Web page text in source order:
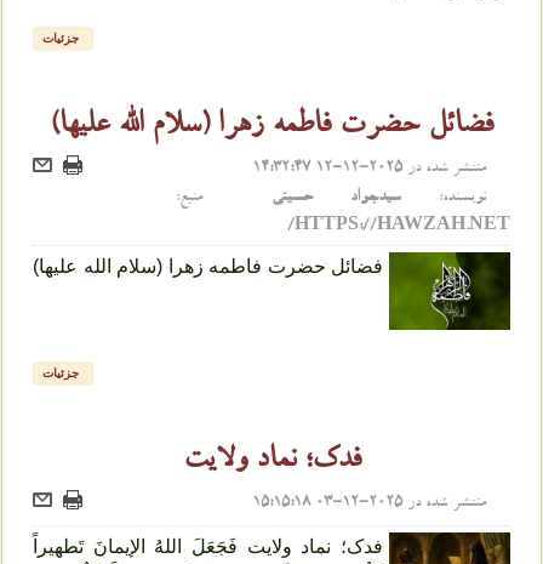
جزئیات
فضائل حضرت فاطمه زهرا (سلام الله علیها)
منتشر شده در2025-12-12 14:32:47
نویسنده:سیدجواد حسینی
منبع:
HTTPS://HAWZAH.NET/
فضائل حضرت فاطمه زهرا (سلام الله علیها)
جزئیات
فدک؛ نماد ولایت
منتشر شده در2025-12-03 15:15:18
فدک؛ نماد ولایت فَجَعَلَ اللهُ الإیمانَ تَطهیراً